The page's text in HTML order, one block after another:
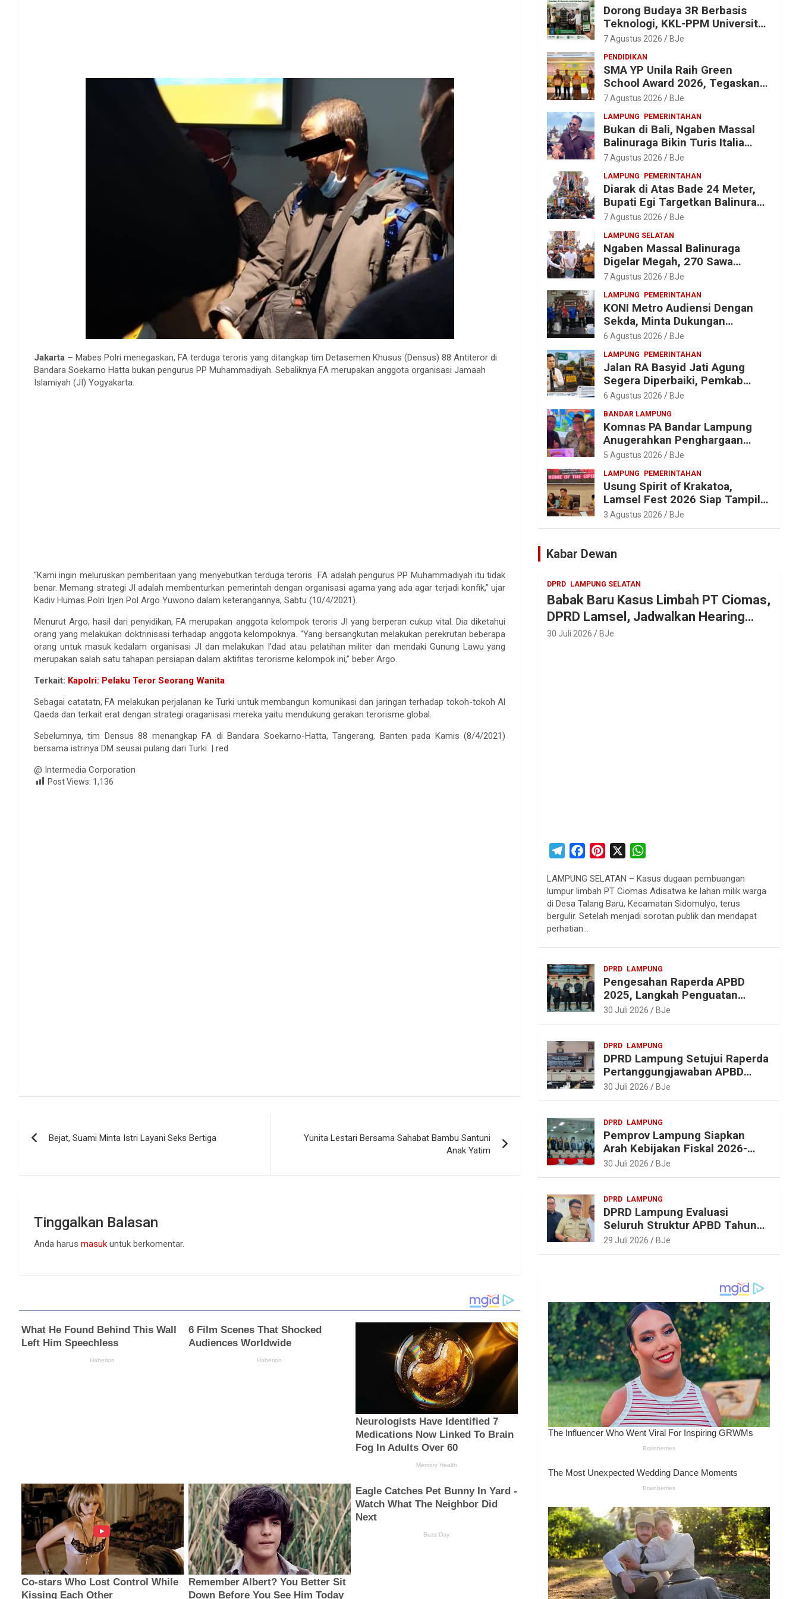
Jakarta – Mabes Polri menegaskan, FA terduga teroris yang ditangkap tim Detasemen Khusus (Densus) 88 Antiteror di
Bandara Soekarno Hatta bukan pengurus PP Muhammadiyah. Sebaliknya FA merupakan anggota organisasi Jamaah
Islamiyah (JI) Yogyakarta.
“Kami ingin meluruskan pemberitaan yang menyebutkan terduga teroris FA adalah pengurus PP Muhammadiyah itu tidak
benar. Memang strategi JI adalah membenturkan pemerintah dengan organisasi agama yang ada agar terjadi konfik,” ujar
Kadiv Humas Polri Irjen Pol Argo Yuwono dalam keterangannya, Sabtu (10/4/2021).
Menurut Argo, hasil dari penyidikan, FA merupakan anggota kelompok teroris JI yang berperan cukup vital. Dia diketahui
orang yang melakukan doktrinisasi terhadap anggota kelompoknya. “Yang bersangkutan melakukan perekrutan beberapa
orang untuk masuk kedalam organisasi JI dan melakukan I’dad atau pelatihan militer dan mendaki Gunung Lawu yang
merupakan salah satu tahapan persiapan dalam aktifitas terorisme kelompok ini,” beber Argo.
Terkait: Kapolri: Pelaku Teror Seorang Wanita
Sebagai catatatn, FA melakukan perjalanan ke Turki untuk membangun komunikasi dan jaringan terhadap tokoh-tokoh Al
Qaeda dan terkait erat dengan strategi oraganisasi mereka yaitu mendukung gerakan terorisme global.
Sebelumnya, tim Densus 88 menangkap FA di Bandara Soekarno-Hatta, Tangerang, Banten pada Kamis (8/4/2021)
bersama istrinya DM seusai pulang dari Turki. | red
@ Intermedia Corporation
Post Views: 1,136
pos
Bejat, Suami Minta Istri Layani Seks Bertiga
Yunita Lestari Bersama Sahabat Bambu Santuni
Anak Yatim
Tinggalkan Balasan
Anda harus masuk untuk berkomentar.
Dorong Budaya 3R Berbasis
Teknologi, KKL-PPM Universitas
Malahayati Kenalkan AI Barcode
7 Agustus 2026 BJe
PENDIDIKAN
SMA YP Unila Raih Green
School Award 2026, Tegaskan
Komitmen Wujudkan Sekolah
7 Agustus 2026 BJe
LAMPUNG PEMERINTAHAN
Bukan di Bali, Ngaben Massal
Balinuraga Bikin Turis Italia
Terpukau, Puluhan Ribu Orang
7 Agustus 2026 BJe
LAMPUNG PEMERINTAHAN
Diarak di Atas Bade 24 Meter,
Bupati Egi Targetkan Balinuraga
Jadi Desa Wisata Budaya 2027
7 Agustus 2026 BJe
LAMPUNG SELATAN
Ngaben Massal Balinuraga
Digelar Megah, 270 Sawa
Diantar dalam Tradisi Suci yang
7 Agustus 2026 BJe
LAMPUNG PEMERINTAHAN
KONI Metro Audiensi Dengan
Sekda, Minta Dukungan
Anggaran Jelang Porprov X
6 Agustus 2026 BJe
LAMPUNG PEMERINTAHAN
Jalan RA Basyid Jati Agung
Segera Diperbaiki, Pemkab
Lampung Selatan Alokasikan
6 Agustus 2026 BJe
BANDAR LAMPUNG
Komnas PA Bandar Lampung
Anugerahkan Penghargaan
kepada Kombes Pol. Alfret
5 Agustus 2026 BJe
LAMPUNG PEMERINTAHAN
Usung Spirit of Krakatoa,
Lamsel Fest 2026 Siap Tampil
Lebih Spektakuler dengan
Empat Event Ikonik dan Deretan
3 Agustus 2026 BJe
Kabar Dewan
DPRD LAMPUNG SELATAN
Babak Baru Kasus Limbah PT Ciomas,
DPRD Lamsel, Jadwalkan Hearing
Seluruh Vendor
30 Juli 2026 BJe
l
e
g
r
c
e
b
n
e
t
a
t
s
LAMPUNG SELATAN – Kasus dugaan pembuangan
lumpur limbah PT Ciomas Adisatwa ke lahan milik warga
di Desa Talang Baru, Kecamatan Sidomulyo, terus
bergulir. Setelah menjadi sorotan publik dan mendapat
perhatian…
DPRD LAMPUNG
Pengesahan Raperda APBD
2025, Langkah Penguatan
Akuntabilitas dan
Pembangunan Lampung
30 Juli 2026 BJe
DPRD LAMPUNG
DPRD Lampung Setujui Raperda
Pertanggungjawaban APBD
2025, Beri Sejumlah
Rekomendasi Perbaikan
30 Juli 2026 BJe
DPRD LAMPUNG
Pemprov Lampung Siapkan
Arah Kebijakan Fiskal 2026-
2027 yang Realistis dan
Berkelanjutan
30 Juli 2026 BJe
DPRD LAMPUNG
DPRD Lampung Evaluasi
Seluruh Struktur APBD Tahun
2027
29 Juli 2026 BJe